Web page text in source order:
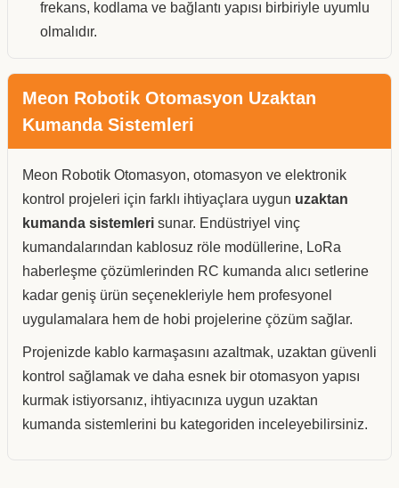
frekans, kodlama ve bağlantı yapısı birbiriyle uyumlu
olmalıdır.
Meon Robotik Otomasyon Uzaktan
Kumanda Sistemleri
Meon Robotik Otomasyon, otomasyon ve elektronik
kontrol projeleri için farklı ihtiyaçlara uygun uzaktan
kumanda sistemleri sunar. Endüstriyel vinç
kumandalarından kablosuz röle modüllerine, LoRa
haberleşme çözümlerinden RC kumanda alıcı setlerine
kadar geniş ürün seçenekleriyle hem profesyonel
uygulamalara hem de hobi projelerine çözüm sağlar.
Projenizde kablo karmaşasını azaltmak, uzaktan güvenli
kontrol sağlamak ve daha esnek bir otomasyon yapısı
kurmak istiyorsanız, ihtiyacınıza uygun uzaktan
kumanda sistemlerini bu kategoriden inceleyebilirsiniz.